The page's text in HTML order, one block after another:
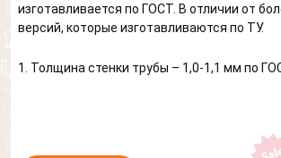
изготавливается по ГОСТ. В отличии от
версий, которые изготавливаются по ТУ.
1. Толщина стенки трубы – 1,0-1,1 мм по